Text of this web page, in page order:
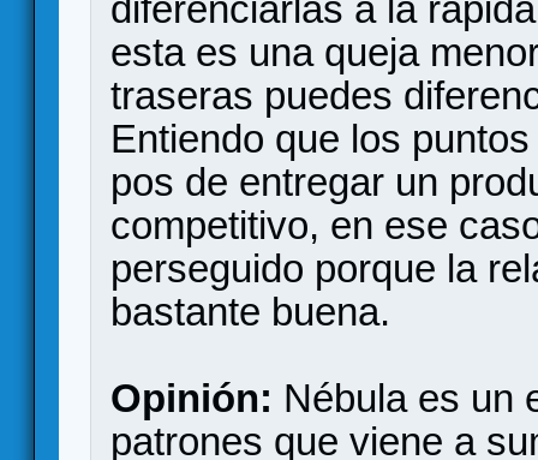
esta es una queja
traseras puedes
Entiendo que los
pos de entregar un
competitivo, en ese
perseguido porque la
bastante buena.
Opinión: Nébula es un
patrones que viene a